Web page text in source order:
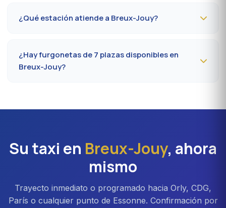
62 indicando el número de vuelo, la terminal y la
dirección de recogida en Breux-Jouy. Confirmación por
¿Qué estación atiende a Breux-Jouy?
42 minutos según el eje vial. Acceso directo también a
Massy TGV para los trenes nacionales.
¿Hay furgonetas de 7 plazas disponibles en
Breux-Jouy?
Ideal para familias, equipos profesionales o traslados
Su taxi en Breux-Jouy, ahora
mismo
Trayecto inmediato o programado hacia Orly, CDG,
París o cualquier punto de Essonne. Confirmación por